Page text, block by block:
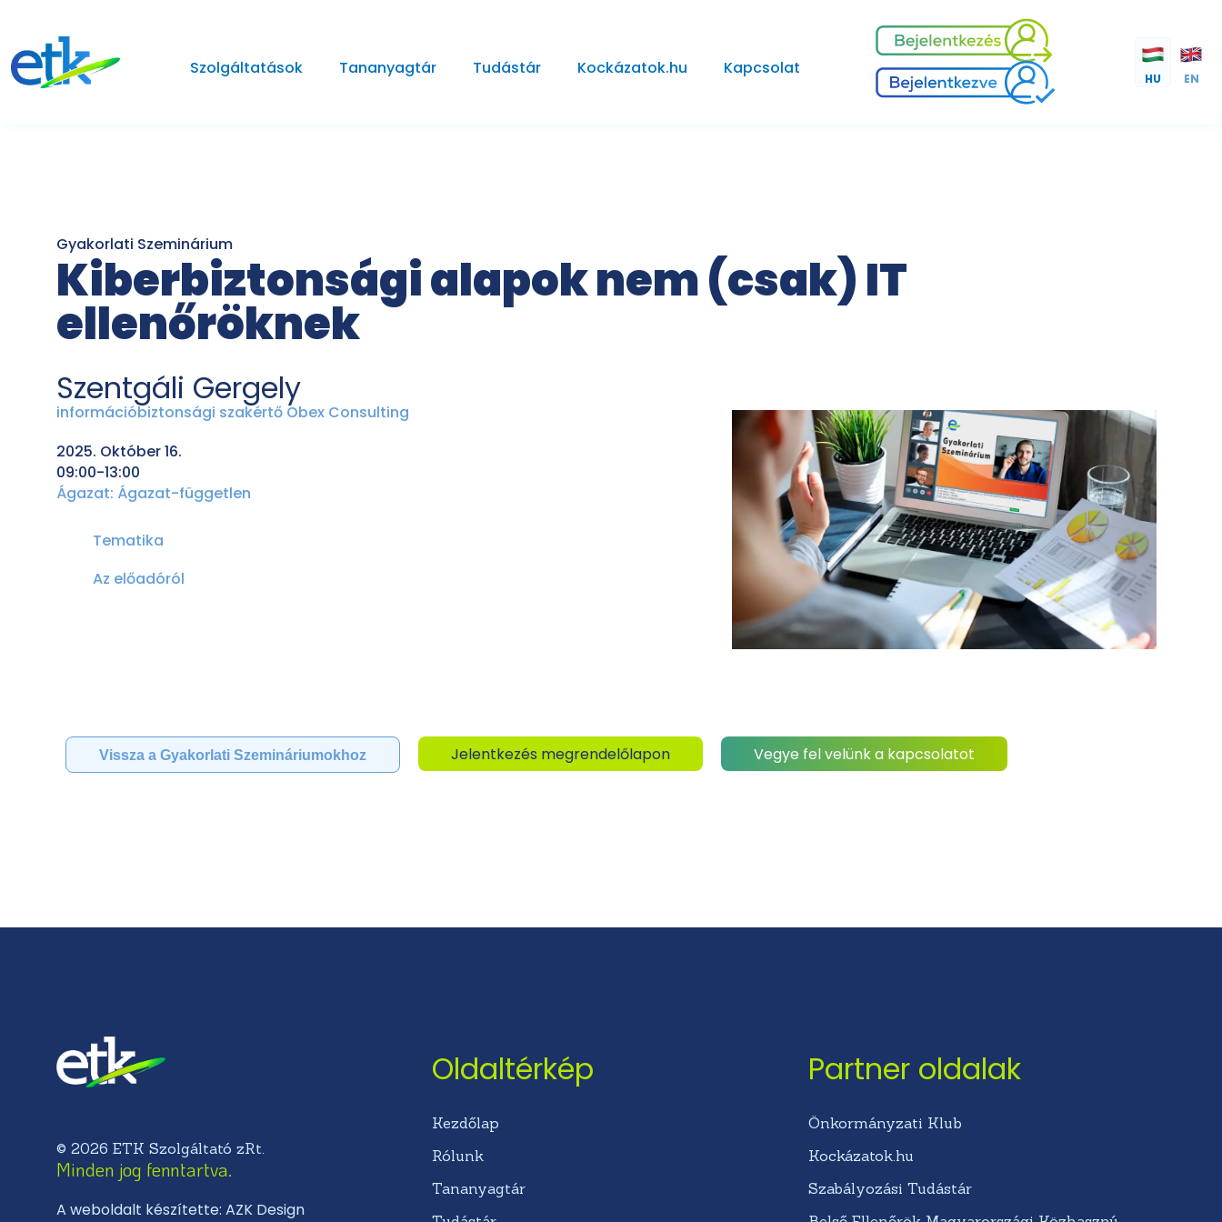
Szolgáltatások Tananyagtár Tudástár Kockázatok.hu Kapcsolat HU EN
Gyakorlati Szeminárium
Kiberbiztonsági alapok nem (csak) IT
ellenőröknek
Szentgáli Gergely
információbiztonsági szakértő Obex Consulting
2025. Október 16.
09:00-13:00
Ágazat: Ágazat-független
Tematika
Az előadóról
Vissza a Gyakorlati Szemináriumokhoz Jelentkezés megrendelőlapon Vegye fel velünk a kapcsolatot
© 2026 ETK Szolgáltató zRt.
Minden jog fenntartva.
A weboldalt készítette: AZK Design
Oldaltérkép
Kezdőlap
Rólunk
Tananyagtár
Partner oldalak
Önkormányzati Klub
Kockázatok.hu
Szabályozási Tudástár